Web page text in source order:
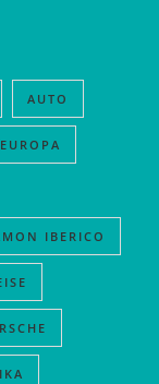
AUTO
EUROPA
IBERICO